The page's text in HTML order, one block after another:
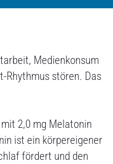
ist und auf die unsere
Medienkonsum
Rhythmus stören. Das
2,0 mg Melatonin
ist ein körpereigener
fördert und den